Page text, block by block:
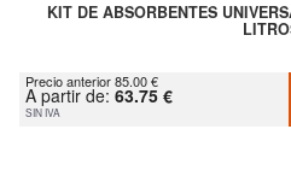
KIT DE ABSORBENTES
Precio anterior 85.00 €
A partir de: 63.75 €
SIN IVA